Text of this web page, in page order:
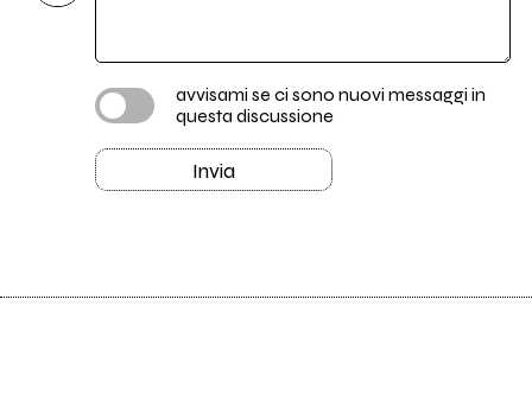
avvisami se ci sono nuovi messaggi in
questa discussione
Invia